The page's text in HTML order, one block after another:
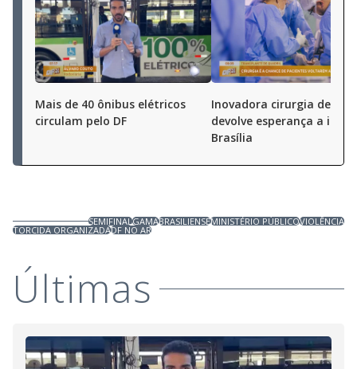
Mais de 40 ônibus elétricos
circulam pelo DF
Inovadora cirurgia de
devolve esperança a
Brasília
SEMIFINALGAMABRASILIENSEMINISTÉRIO PÚBLICOVIOLÊNCIA
TORCIDA ORGANIZADADF NO AR
Últimas